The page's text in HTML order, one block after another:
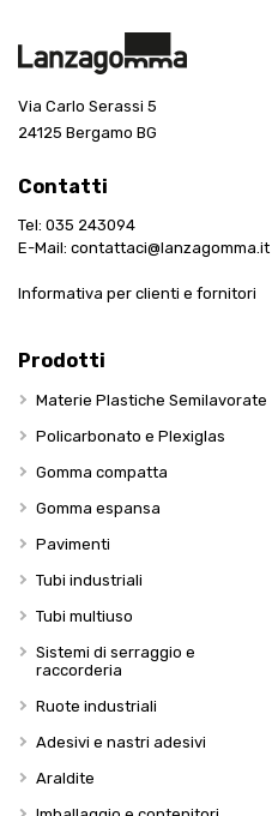
Via Carlo Serassi 5
24125 Bergamo BG
Contatti
Tel: 035 243094
E-Mail: contattaci@lanzagomma.it
Informativa per clienti e fornitori
Prodotti
Materie Plastiche Semilavorate
Policarbonato e Plexiglas
Gomma compatta
Gomma espansa
Pavimenti
Tubi industriali
Tubi multiuso
Sistemi di serraggio e
raccorderia
Ruote industriali
Adesivi e nastri adesivi
Araldite